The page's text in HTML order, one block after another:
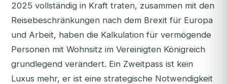
2025 vollständig in Kraft traten, zusammen mit den
Reisebeschränkungen nach dem Brexit für Europa
und Arbeit, haben die Kalkulation für vermögende
Personen mit Wohnsitz im Vereinigten Königreich
grundlegend verändert. Ein Zweitpass ist kein
Luxus mehr, er ist eine strategische Notwendigkeit